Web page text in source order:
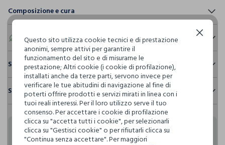
Composizione e cura
100% LANA MERINO
NON CANDEGGIARE
TEMPERATURA MASSIMA 30°C - PROCEDURA MOLTO
DELICATA
LAVAGGIO A SECCO PROFESSIONALE CON
TETRACLOROETILENE E TUTTI I SOLVENTI INDICATI CON IL
Eco valore
Consumo d'acqua
Per la realizzazione di questo capo sono stati
utilizzati1.633,83 litri dacqua
Emissioni di CO2
Per la realizzazione di questo capo sono stati
emessi16,63 kg di CO2
Sostenibilità e trasparenza
Sicurezza
Il 100% dei nostri articoli viene sottoposto a test chimico-
fisici, per verificarne il rispetto dei limiti che abbiamo
definito per l’uso di sostanze chimiche, talvolta anche più
restrittivi rispetto a quelli previsti dalla normativa
internazionale.
Spedizione e resi
Hai fino a 30 giorni dalla consegna del tuo ordine online per
cambiare idea e restituire i prodotti che hai acquistato.
Questo sito utilizza cookie tecnici e di prestazione
anonimi, sempre attivi per garantire il
funzionamento del sito e di misurarne le
prestazione; Altri cookie (i cookie di profilazione),
installati anche da terze parti, servono invece per
verificare le tue abitudini di navigazione al fine di
poterti offrire prodotti e servizi mirati in linea con i
tuoi reali interessi. Per il loro utilizzo serve il tuo
consenso. Per accettare i cookie di profilazione
clicca su "accetta tutti i cookie", per selezionarli
clicca su "Gestisci cookie" o per rifiutarli clicca su
"Continua senza accettare". Per maggiori
Continua senza accettare